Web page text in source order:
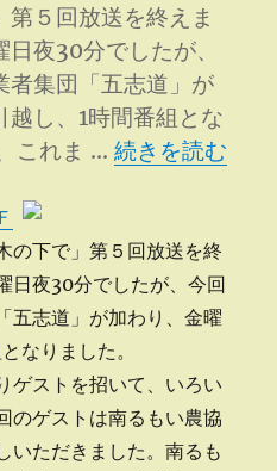
ま
す
へ
の
第５回放送を終えま
夜30分でしたが、
者集団「五志道」が
し、1時間番組とな
これま …“第5回放送 ■
続きを読む
の下で」第５回放送を終
日夜30分でしたが、今回
五志道」が加わり、金曜
なりました。
ゲストを招いて、いろい
のゲストは南るもい農協
いただきました。南るも